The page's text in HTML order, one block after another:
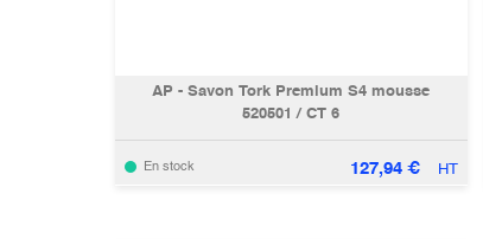
AP - Savon Tork Premium S4 mousse
520501 / CT 6
En stock 127,94€ HT